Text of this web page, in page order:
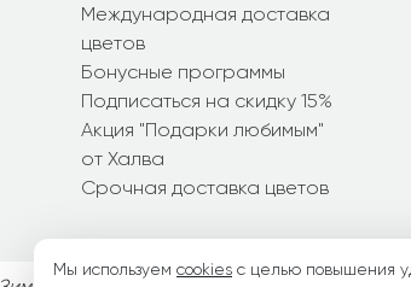
Международная доставка
цветов
Бонусные программы
Подписаться на скидку 15%
Акция "Подарки любимым"
от Халва
Срочная доставка цветов
Мы используем cookies с целью повышения